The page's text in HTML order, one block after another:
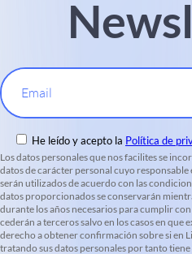
Email
He leído y acepto la Política de
Los datos personales que nos facilites se
datos de carácter personal cuyo
serán utilizados de acuerdo con las
datos proporcionados se conservarán
durante los años necesarios para cumplir
cederán a terceros salvo en los casos en que
derecho a obtener confirmación sobre si en
tratando sus datos personales por tanto